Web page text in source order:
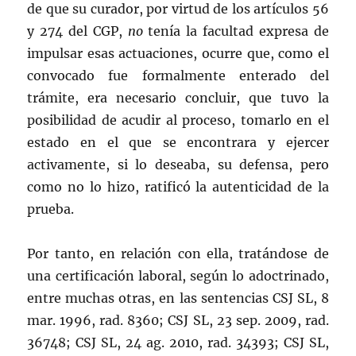
de que su curador, por virtud de los artículos 56
y 274 del CGP, notenía la facultad expresa de
impulsar esas actuaciones, ocurre que, como el
convocado fue formalmente enterado del
trámite, era necesario concluir, que tuvo la
posibilidad de acudir al proceso, tomarlo en el
estado en el que se encontrara y ejercer
activamente, si lo deseaba, su defensa, pero
como no lo hizo, ratificó la autenticidad de la
prueba.
Por tanto, en relación con ella, tratándose de
una certificación laboral, según lo adoctrinado,
entre muchas otras, en las sentencias CSJ SL, 8
mar. 1996, rad. 8360; CSJ SL, 23 sep. 2009, rad.
36748; CSJ SL, 24 ag. 2010, rad. 34393; CSJ SL,